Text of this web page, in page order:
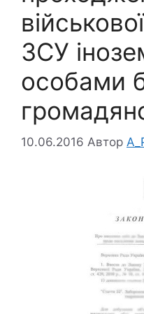
ЗСУ
особами
10.06.2016 Автор